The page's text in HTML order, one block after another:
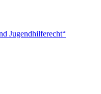
Jugendhilferecht“